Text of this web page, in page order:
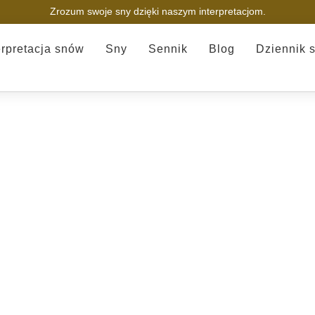
Zrozum swoje sny dzięki naszym interpretacjom.
snów Sny Sennik Blog Dziennik